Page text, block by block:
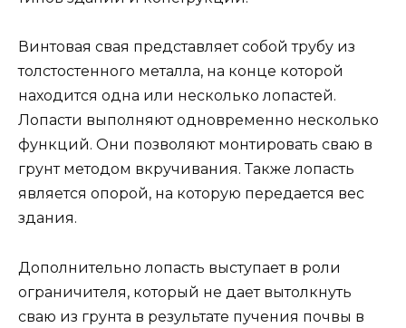
Винтовая свая представляет собой трубу из
толстостенного металла, на конце которой
находится одна или несколько лопастей.
Лопасти выполняют одновременно несколько
функций. Они позволяют монтировать сваю в
грунт методом вкручивания. Также лопасть
является опорой, на которую передается вес
здания.
Дополнительно лопасть выступает в роли
ограничителя, который не дает вытолкнуть
сваю из грунта в результате пучения почвы в